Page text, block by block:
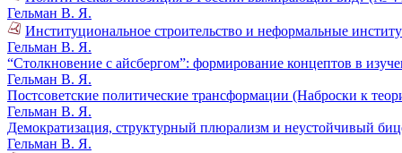
Гельман В. Я.
Институциональное строительство и неформальные
Гельман В. Я.
“Столкновение с айсбергом”: формирование концептов в
Гельман В. Я.
Постсоветские политические трансформации (Наброски к
Гельман В. Я.
Демократизация, структурный плюрализм и неустойчивый
Гельман В. Я.